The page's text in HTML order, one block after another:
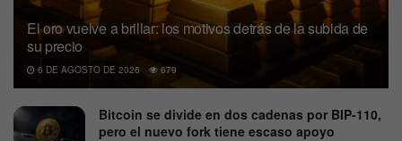
El oro vuelve a brillar: los motivos detrás de la subida de
su precio
6 DE AGOSTO DE 2026 679
Bitcoin se divide en dos cadenas por BIP-110,
pero el nuevo fork tiene escaso apoyo